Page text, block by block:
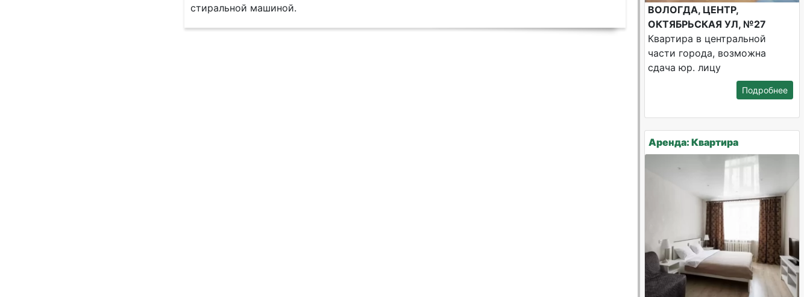
стиральной машиной.
ВОЛОГДА, ЦЕНТР,
ОКТЯБРЬСКАЯ УЛ, №27
Квартира в центральной
части города, возможна
сдача юр. лицу
Подробнее
Аренда: Квартира